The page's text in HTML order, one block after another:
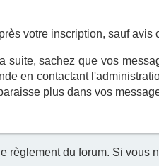
votre inscription, sauf
suite, sachez que vos
en contactant
plus dans vos
règlement du forum. Si vous